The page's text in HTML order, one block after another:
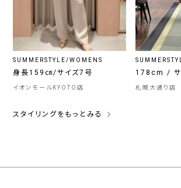
SUMMERSTYLE/WOMENS
身長159㎝/サイズ7号
イオンモールKYOTO店
178cm / サ
札幌大通り店
スタイリングをもっとみる